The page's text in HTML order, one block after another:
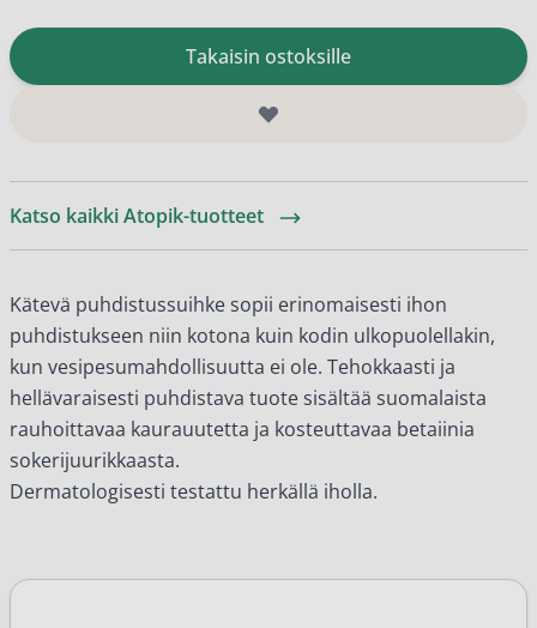
Takaisin ostoksille
Katso kaikki Atopik-tuotteet
Kätevä puhdistussuihke sopii erinomaisesti ihon
puhdistukseen niin kotona kuin kodin ulkopuolellakin,
kun vesipesumahdollisuutta ei ole. Tehokkaasti ja
hellävaraisesti puhdistava tuote sisältää suomalaista
rauhoittavaa kaurauutetta ja kosteuttavaa betaiinia
sokerijuurikkaasta.
Dermatologisesti testattu herkällä iholla.